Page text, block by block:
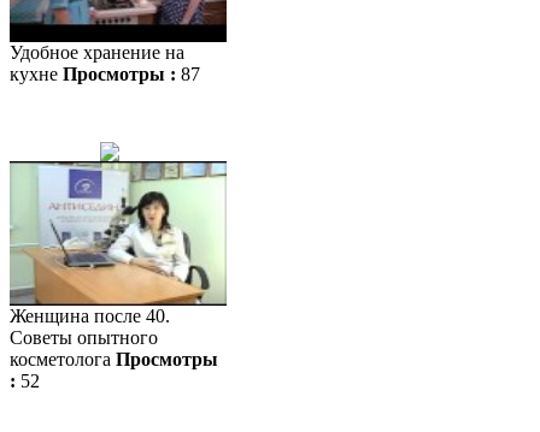
Удобное хранение на
кухне Просмотры : 87
Женщина после 40.
Советы опытного
косметолога Просмотры
: 52